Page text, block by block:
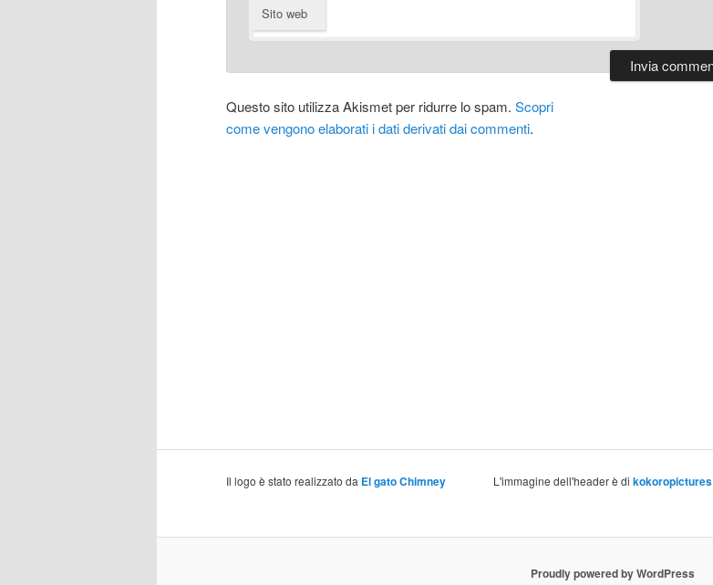
Sito web
Questo sito utilizza Akismet per ridurre lo spam. Scopri
come vengono elaborati i dati derivati dai commenti.
Il logo è stato realizzato da El gato Chimney L'immagine dell'header è di kokoropictures
Proudly powered by WordPress